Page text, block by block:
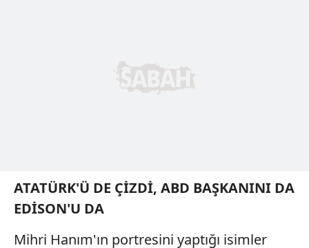
ATATÜRK'Ü DE ÇİZDİ, ABD BAŞKANINI DA
EDİSON'U DA
Mihri Hanım'ın portresini yaptığı isimler